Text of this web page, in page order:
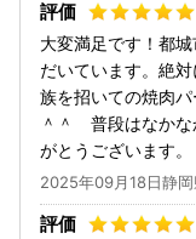
大変満足です！都
だいています。絶
族を招いての焼肉
＾＾ 普段はなかな
がとうございます。
2025年09月18日静岡